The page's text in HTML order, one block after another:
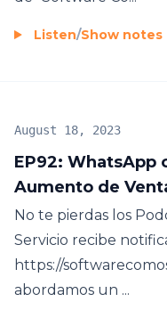
Listen/Show notes
EP92: WhatsApp
Aumento de
August 18, 2023
No te pierdas los
Servicio recibe
https://
abordamos un ...